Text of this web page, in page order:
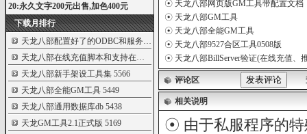
20:永久文字200元出售,加色400元
下载月排行
天龙八部配置好了的ODBC和服务端配置文件
5781
天龙八部在线充值脚本和支持在线充值的
5609
天龙八部新手架设工具集5566
天龙八部全能GM工具5449
天龙八部通用数据库db5438
天龙GM工具2.1正式版 5169
☉ 天龙八部网页版GM工具带配置文档
☉ 天龙八部GM工具
☉ 天龙八部全能GM工具
☉ 天龙八部9527合区工具0508版
☉ 天龙八部BillServer验证(在线充值、
评论区
相关说明
☉ 由于私服程序的特